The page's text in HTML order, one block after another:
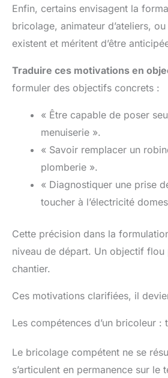
Enfin, certains envisagent la
bricolage, animateur d’ateliers,
existent et méritent d’être
Traduire ces motivations en
formuler des objectifs concrets :
« Être capable de poser
menuiserie ».
« Savoir remplacer un
plomberie ».
« Diagnostiquer une prise
toucher à l’électricité
Cette précision dans la
niveau de départ. Un objectif
chantier.
Ces motivations clarifiées, il
Les compétences d’un bricoleur
Le bricolage compétent ne se
s’articulent en permanence sur